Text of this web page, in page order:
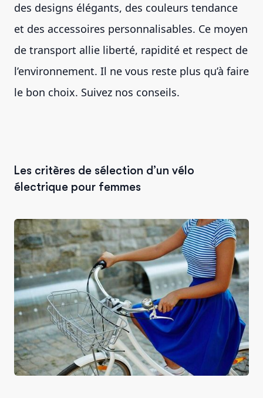
des designs élégants, des couleurs tendance
et des accessoires personnalisables. Ce moyen
de transport allie liberté, rapidité et respect de
l’environnement. Il ne vous reste plus qu’à faire
le bon choix. Suivez nos conseils.
Les critères de sélection d’un vélo
électrique pour femmes